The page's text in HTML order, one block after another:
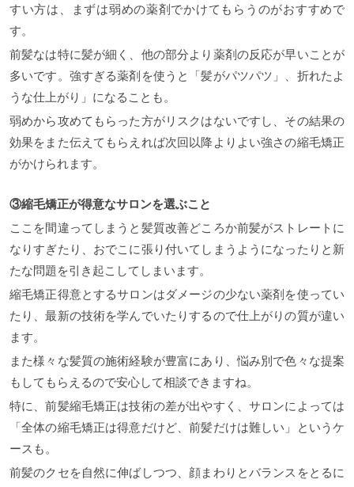
すい方は、まずは弱めの薬剤でかけてもらうのがおすすめで
す。
前髪なは特に髪が細く、他の部分より薬剤の反応が早いことが
多いです。強すぎる薬剤を使うと「髪がパツパツ」、折れたよ
うな仕上がり」になることも。
弱めから攻めてもらった方がリスクはないですし、その結果の
効果をまた伝えてもらえれば次回以降よりよい強さの縮毛矯正
がかけられます。
③縮毛矯正が得意なサロンを選ぶこと
ここを間違ってしまうと髪質改善どころか前髪がストレートに
なりすぎたり、おでこに張り付いてしまうようになったりと新
たな問題を引き起こしてしまいます。
縮毛矯正得意とするサロンはダメージの少ない薬剤を使ってい
たり、最新の技術を学んでいたりするので仕上がりの質が違い
ます。
また様々な髪質の施術経験が豊富にあり、悩み別で色々な提案
もしてもらえるので安心して相談できますね。
特に、前髪縮毛矯正は技術の差が出やすく、サロンによっては
「全体の縮毛矯正は得意だけど、前髪だけは難しい」というケ
ースも。
前髪のクセを自然に伸ばしつつ、顔まわりとバランスをとるに